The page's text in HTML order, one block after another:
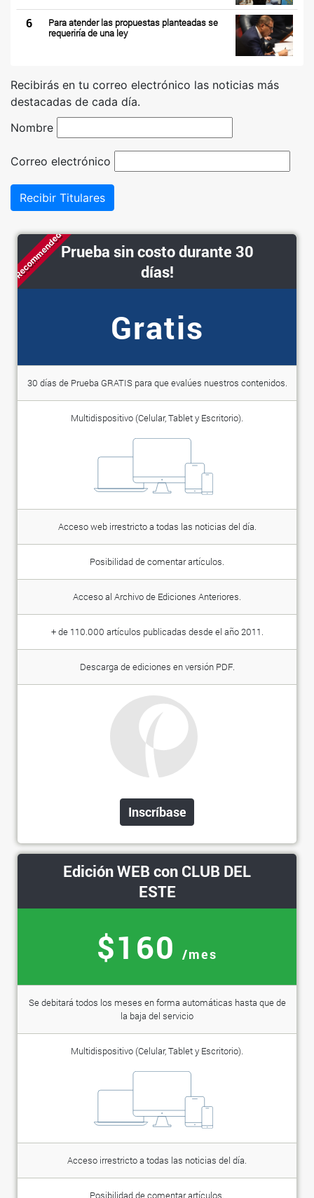
6
Para atender las propuestas planteadas se
requeriría de una ley
Recibirás en tu correo electrónico las noticias más
destacadas de cada día.
Nombre
Correo electrónico
Recibir Titulares
RecommendedPrueba sin costo durante 30
días!
Gratis
30 días de Prueba GRATIS para que evalúes nuestros contenidos.
Multidispositivo (Celular, Tablet y Escritorio).
Acceso web irrestricto a todas las noticias del día.
Posibilidad de comentar artículos.
Acceso al Archivo de Ediciones Anteriores.
+ de 110.000 artículos publicadas desde el año 2011.
Descarga de ediciones en versión PDF.
Inscríbase
Edición WEB con CLUB DEL
ESTE
$160 /mes
Se debitará todos los meses en forma automáticas hasta que de
la baja del servicio
Multidispositivo (Celular, Tablet y Escritorio).
Acceso irrestricto a todas las noticias del día.
Posibilidad de comentar artículos.